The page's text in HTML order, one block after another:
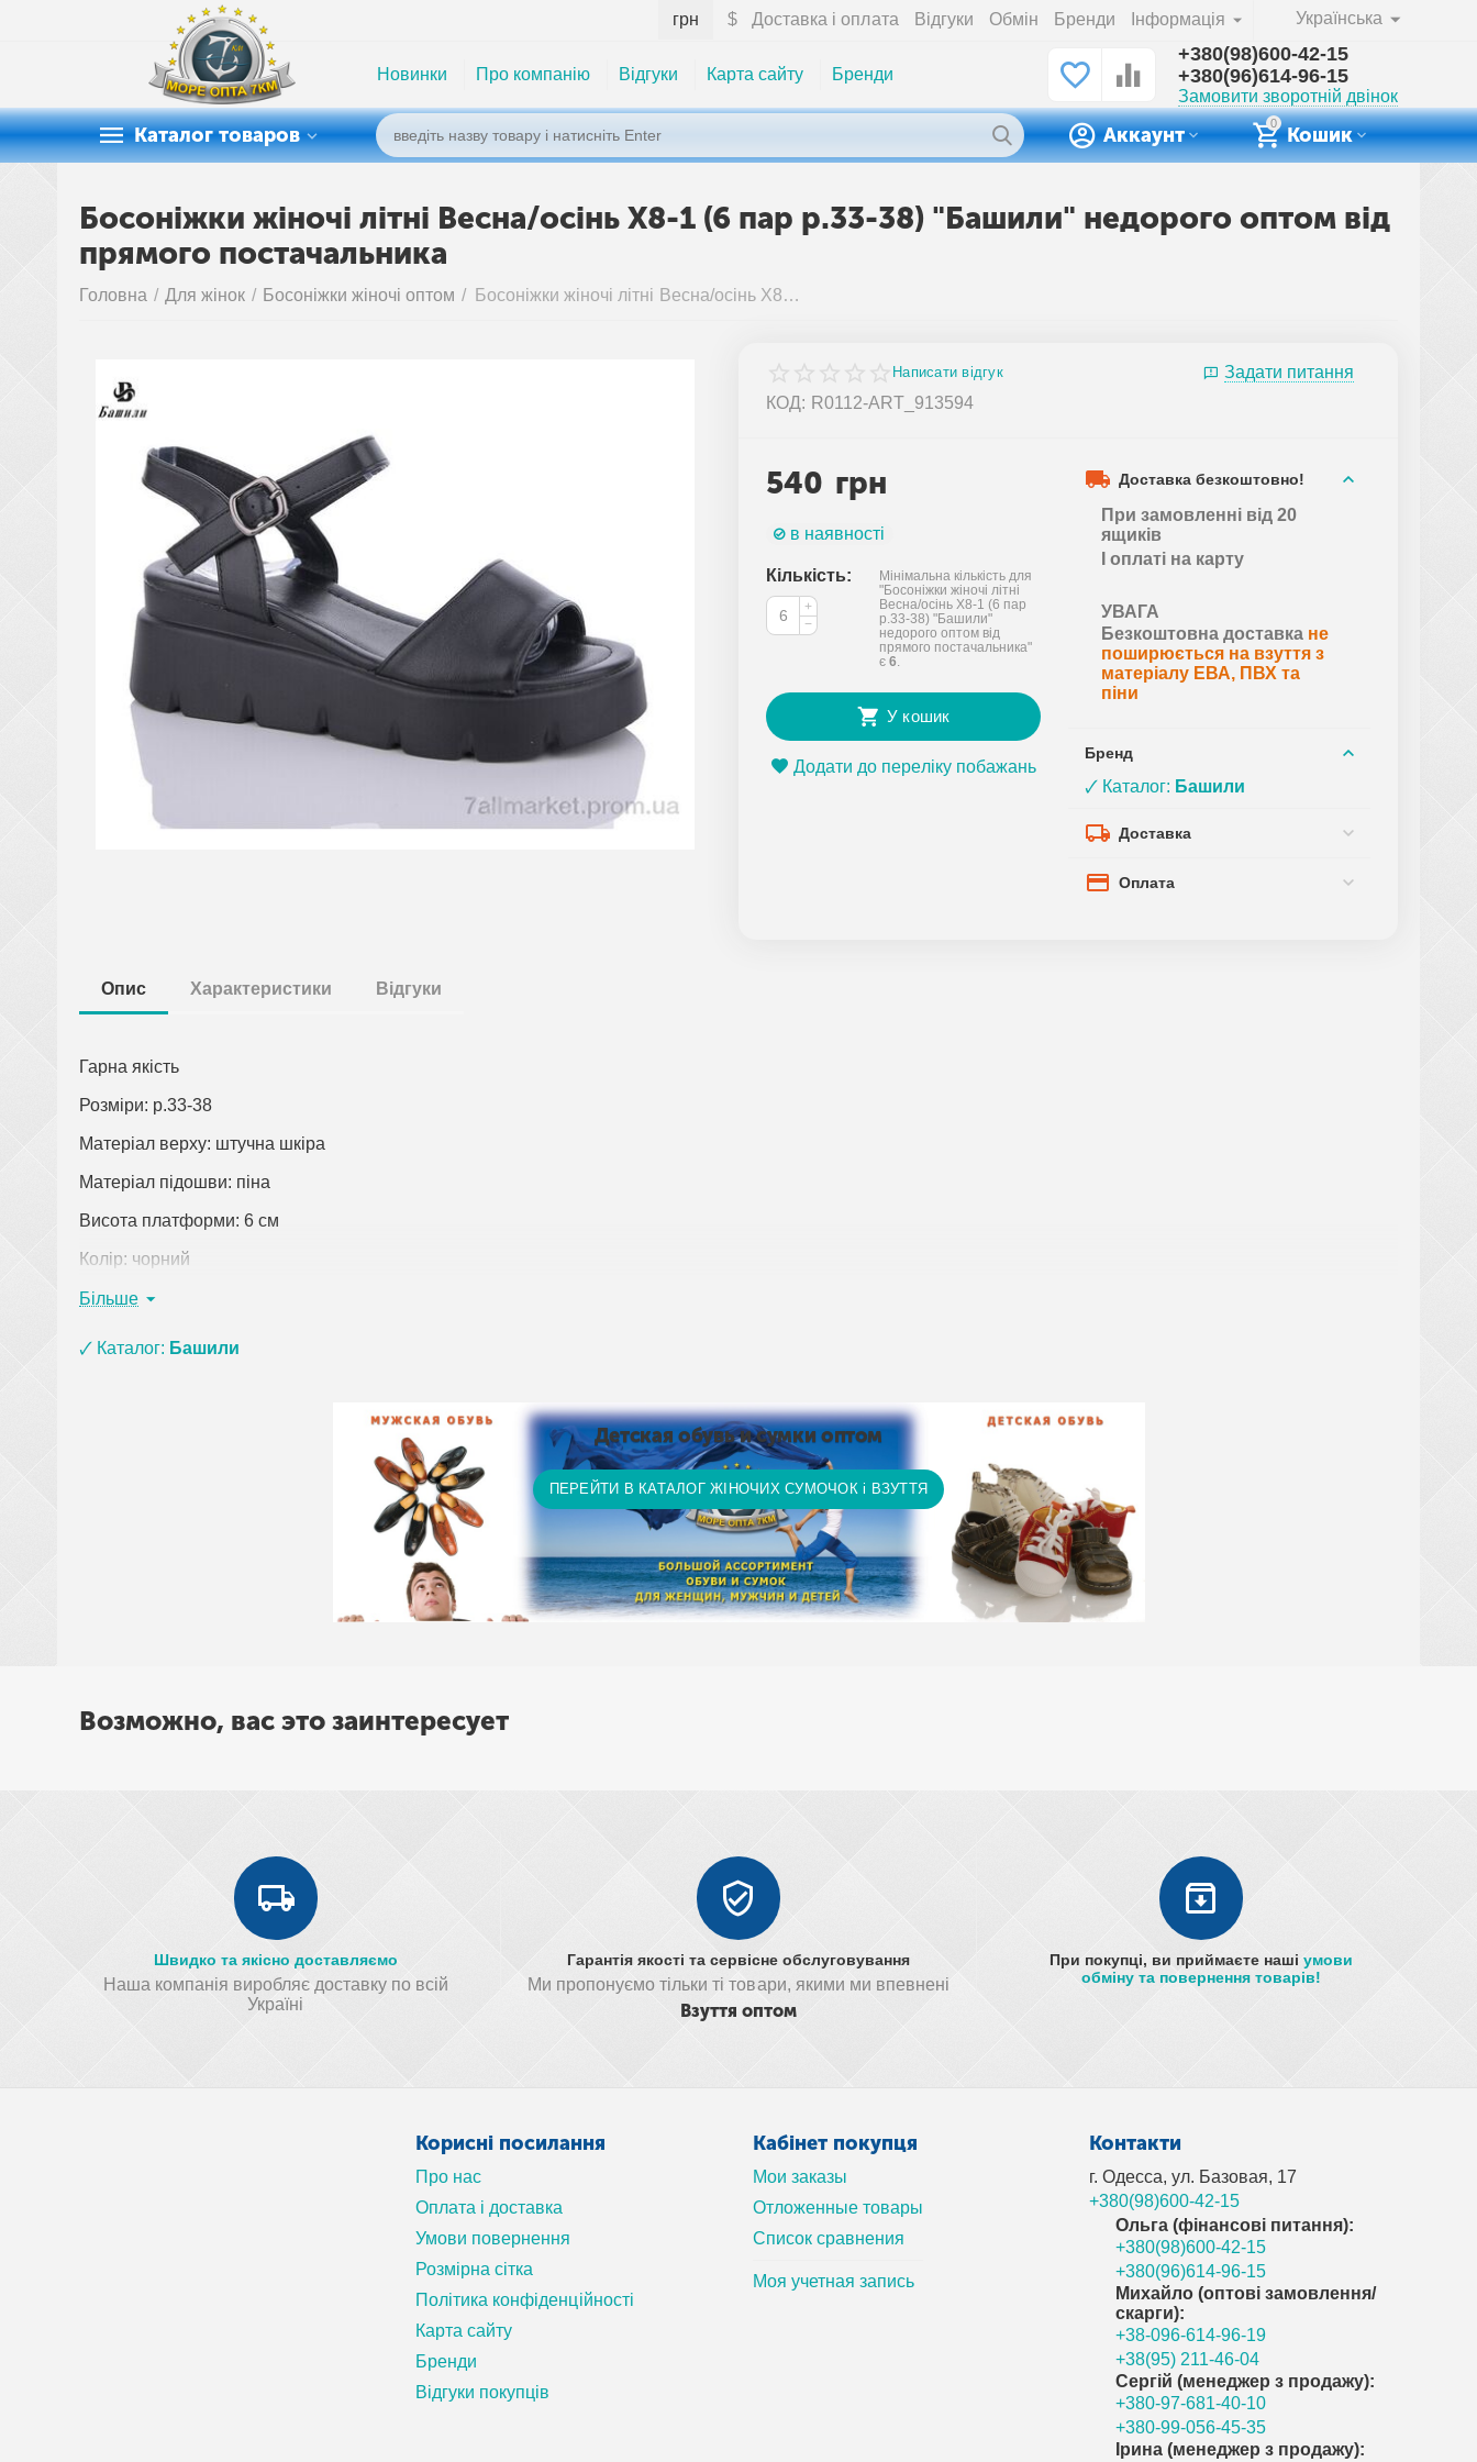
Українська
Доставка і оплата Відгуки Обмін Бренди Інформація
грн $
Новинки Про компанію Відгуки Карта сайту Бренди
+380(98)600-42-15
+380(96)614-96-15
Замовити зворотній двінок
Каталог товаров
0
Кошик
Аккаунт
Босоніжки жіночі літні Весна/осінь X8-1 (6 пар р.33-38) "Башили" недорого оптом від
прямого постачальника
Головна / Для жінок / Босоніжки жіночі оптом / Босоніжки жіночі літні Весна/осінь X8-1 (6 пар р.33-38) "Башили" недорого оптом від прямого постачальника
Написати відгук
Задати питання
КОД: R0112-ART_913594
540 грн
в наявності
Кількість:
+
−
Мінімальна кількість для
"Босоніжки жіночі літні
Весна/осінь X8-1 (6 пар
р.33-38) "Башили"
недорого оптом від
прямого постачальника"
є6.
У кошик
Додати до переліку побажань
Доставка безкоштовно!
При замовленні від 20
ящиків
І оплаті на карту
УВАГА
Безкоштовна доставка не
поширюється на взуття з
матеріалу ЕВА, ПВХ та
піни
Бренд
🗸 Каталог: Башили
Доставка
Оплата
Опис Характеристики Відгуки
Гарна якість
Розміри: р.33-38
Матеріал верху: штучна шкіра
Матеріал підошви: піна
Висота платформи: 6 см
Колір: чорний
Країна виробник: Китай
рюкзаки, сумки, покривала, постільна білизна, рушники тощо)
Більше
🗸 Каталог: Башили
Детская обувь и сумки оптом
ПЕРЕЙТИ В КАТАЛОГ ЖІНОЧИХ СУМОЧОК і ВЗУТТЯ
Возможно, вас это заинтересует
Швидко та якісно доставляємо
Наша компанія виробляє доставку по всій
Україні
Гарантія якості та сервісне обслуговування
Ми пропонуємо тільки ті товари, якими ми впевнені
Взуття оптом
При покупці, ви приймаєте нашіумови
обміну та повернення товарів!
Корисні посилання
Про нас
Оплата і доставка
Умови повернення
Розмірна сітка
Політика конфіденційності
Карта сайту
Бренди
Відгуки покупців
Кабінет покупця
Мои заказы
Отложенные товары
Список сравнения
Моя учетная запись
Контакти
г. Одесса, ул. Базовая, 17
+380(98)600-42-15
Ольга (фінансові питання):
+380(98)600-42-15
+380(96)614-96-15
Михайло (оптові замовлення/
скарги):
+38-096-614-96-19
+38(95) 211-46-04
Сергій (менеджер з продажу):
+380-97-681-40-10
+380-99-056-45-35
Ірина (менеджер з продажу):